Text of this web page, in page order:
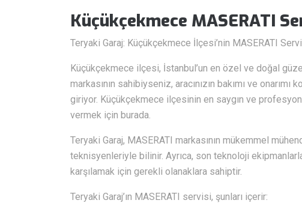
Küçükçekmece MASERATI
Teryaki Garaj: Küçükçekmece İlçesi’nin MASERATI
Küçükçekmece ilçesi, İstanbul’un en özel ve doğal
markasının sahibiyseniz, aracınızın bakımı ve
giriyor. Küçükçekmece ilçesinin en saygın ve
vermek için burada.
Teryaki Garaj, MASERATI markasının mükemmel
teknisyenleriyle bilinir. Ayrıca, son teknoloji
karşılamak için gerekli olanaklara sahiptir.
Teryaki Garaj’ın MASERATI servisi, şunları içerir: